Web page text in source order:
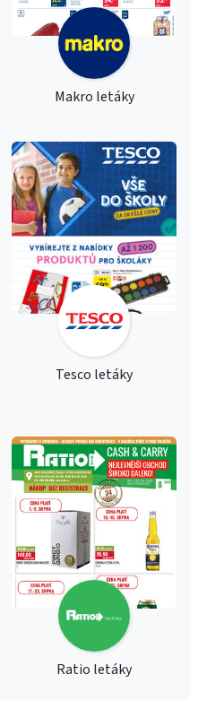
Makro letáky
Tesco letáky
Ratio letáky